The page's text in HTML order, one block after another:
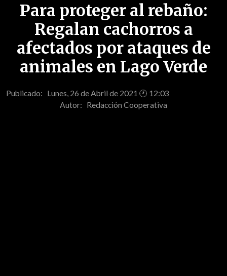
Para proteger al rebaño:
Regalan cachorros a
afectados por ataques de
animales en Lago Verde
Publicado: Lunes, 26 de Abril de 2021 🕐 12:03
Autor: Redacción Cooperativa